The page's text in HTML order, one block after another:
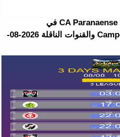
موعد مباراة Santos FC ضد CA Paranaense في
Campeonato Brasileiro Série A والقنوات الناقلة 2026-08-